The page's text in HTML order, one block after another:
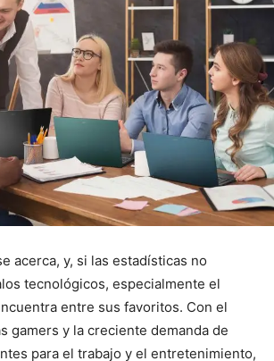
acerca, y, si las estadísticas no
tecnológicos, especialmente el
entre sus favoritos. Con el
gamers y la creciente demanda de
para el trabajo y el entretenimiento,